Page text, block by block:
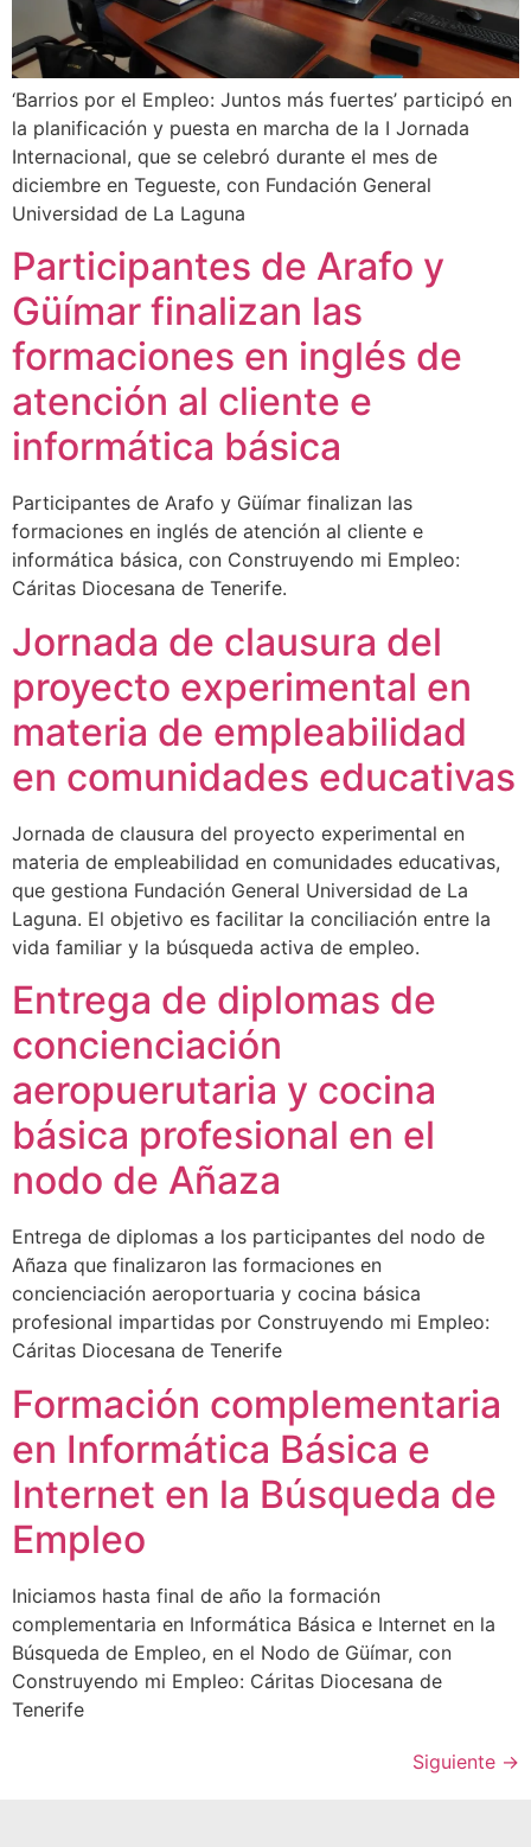
‘Barrios por el Empleo: Juntos más fuertes’ participó en
la planificación y puesta en marcha de la I Jornada
Internacional, que se celebró durante el mes de
diciembre en Tegueste, con Fundación General
Universidad de La Laguna
Participantes de Arafo y
Güímar finalizan las
formaciones en inglés de
atención al cliente e
informática básica
Participantes de Arafo y Güímar finalizan las
formaciones en inglés de atención al cliente e
informática básica, con Construyendo mi Empleo:
Cáritas Diocesana de Tenerife.
Jornada de clausura del
proyecto experimental en
materia de empleabilidad
en comunidades educativas
Jornada de clausura del proyecto experimental en
materia de empleabilidad en comunidades educativas,
que gestiona Fundación General Universidad de La
Laguna. El objetivo es facilitar la conciliación entre la
vida familiar y la búsqueda activa de empleo.
Entrega de diplomas de
concienciación
aeropuerutaria y cocina
básica profesional en el
nodo de Añaza
Entrega de diplomas a los participantes del nodo de
Añaza que finalizaron las formaciones en
concienciación aeroportuaria y cocina básica
profesional impartidas por Construyendo mi Empleo:
Cáritas Diocesana de Tenerife
Formación complementaria
en Informática Básica e
Internet en la Búsqueda de
Empleo
Iniciamos hasta final de año la formación
complementaria en Informática Básica e Internet en la
Búsqueda de Empleo, en el Nodo de Güímar, con
Construyendo mi Empleo: Cáritas Diocesana de
Tenerife
Siguiente →